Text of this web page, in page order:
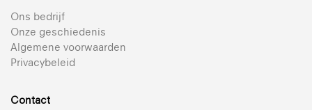
Ons bedrijf
Onze geschiedenis
Algemene voorwaarden
Privacybeleid
Contact